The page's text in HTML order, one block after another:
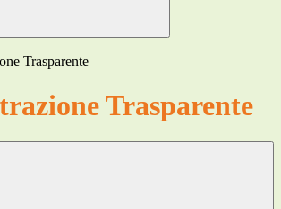
Trasparente
Trasparente